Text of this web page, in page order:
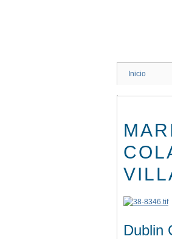
Inicio
Dublin